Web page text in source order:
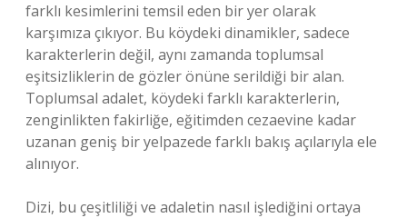
farklı kesimlerini temsil eden bir yer olarak
karşımıza çıkıyor. Bu köydeki dinamikler, sadece
karakterlerin değil, aynı zamanda toplumsal
eşitsizliklerin de gözler önüne serildiği bir alan.
Toplumsal adalet, köydeki farklı karakterlerin,
zenginlikten fakirliğe, eğitimden cezaevine kadar
uzanan geniş bir yelpazede farklı bakış açılarıyla ele
alınıyor.
Dizi, bu çeşitliliği ve adaletin nasıl işlediğini ortaya